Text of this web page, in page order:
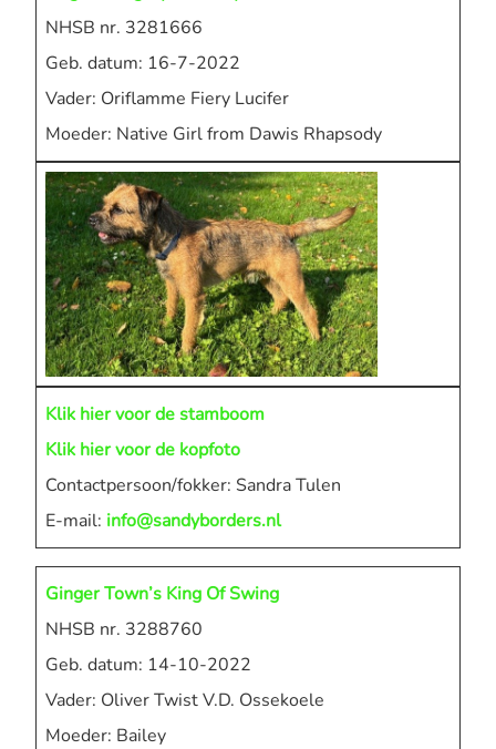
NHSB nr. 3281666
Geb. datum: 16-7-2022
Vader: Oriflamme Fiery Lucifer
Moeder: Native Girl from Dawis Rhapsody
Klik hier voor de stamboom
Klik hier voor de kopfoto
Contactpersoon/fokker: Sandra Tulen
E-mail: info@sandyborders.nl
Ginger Town’s King Of Swing
NHSB nr. 3288760
Geb. datum: 14-10-2022
Vader: Oliver Twist V.D. Ossekoele
Moeder: Bailey